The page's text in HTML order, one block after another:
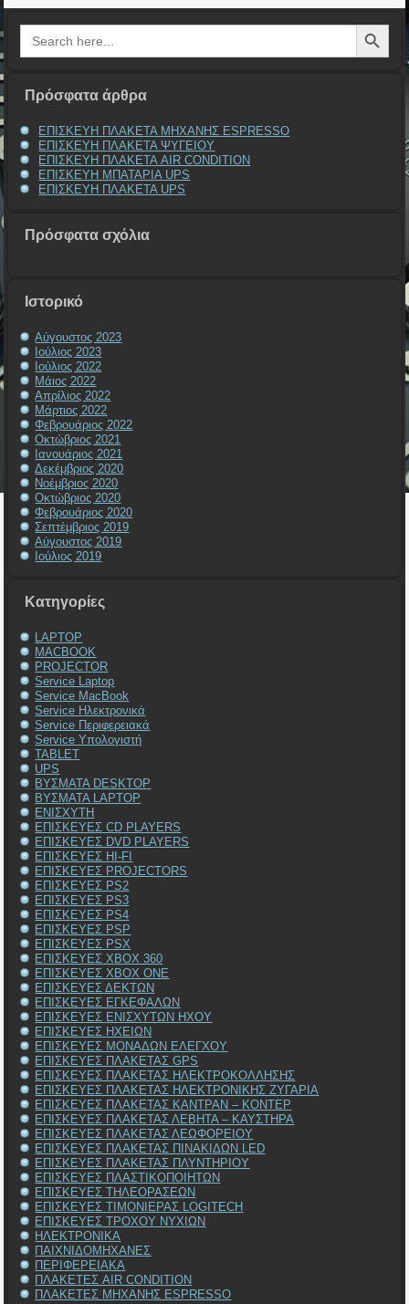
Search
for:
Search Button
Πρόσφατα άρθρα
ΕΠΙΣΚΕΥΗ ΠΛΑΚΕΤΑ ΜΗΧΑΝΗΣ ESPRESSO
ΕΠΙΣΚΕΥΗ ΠΛΑΚΕΤΑ ΨΥΓΕΙΟΥ
ΕΠΙΣΚΕΥΗ ΠΛΑΚΕΤΑ AIR CONDITION
ΕΠΙΣΚΕΥΗ ΜΠΑΤΑΡΙΑ UPS
ΕΠΙΣΚΕΥΗ ΠΛΑΚΕΤΑ UPS
Πρόσφατα σχόλια
Ιστορικό
Αύγουστος 2023
Ιούλιος 2023
Ιούλιος 2022
Μάιος 2022
Απρίλιος 2022
Μάρτιος 2022
Φεβρουάριος 2022
Οκτώβριος 2021
Ιανουάριος 2021
Δεκέμβριος 2020
Νοέμβριος 2020
Οκτώβριος 2020
Φεβρουάριος 2020
Σεπτέμβριος 2019
Αύγουστος 2019
Ιούλιος 2019
Kατηγορίες
LAPTOP
MACBOOK
PROJECTOR
Service Laptop
Service MacBook
Service Ηλεκτρονικά
Service Περιφερειακά
Service Υπολογιστή
TABLET
UPS
ΒΥΣΜΑΤΑ DESKTOP
ΒΥΣΜΑΤΑ LAPTOP
ΕΝΙΣΧΥΤΗ
ΕΠΙΣΚΕΥΕΣ CD PLAYERS
ΕΠΙΣΚΕΥΕΣ DVD PLAYERS
ΕΠΙΣΚΕΥΕΣ HI-FI
ΕΠΙΣΚΕΥΕΣ PROJECTORS
ΕΠΙΣΚΕΥΕΣ PS2
ΕΠΙΣΚΕΥΕΣ PS3
ΕΠΙΣΚΕΥΕΣ PS4
ΕΠΙΣΚΕΥΕΣ PSP
ΕΠΙΣΚΕΥΕΣ PSX
ΕΠΙΣΚΕΥΕΣ XBOX 360
ΕΠΙΣΚΕΥΕΣ XBOX ONE
ΕΠΙΣΚΕΥΕΣ ΔΕΚΤΩΝ
ΕΠΙΣΚΕΥΕΣ ΕΓΚΕΦΑΛΩΝ
ΕΠΙΣΚΕΥΕΣ ΕΝΙΣΧΥΤΩΝ ΗΧΟΥ
ΕΠΙΣΚΕΥΕΣ ΗΧΕΙΩΝ
ΕΠΙΣΚΕΥΕΣ ΜΟΝΑΔΩΝ ΕΛΕΓΧΟΥ
ΕΠΙΣΚΕΥΕΣ ΠΛΑΚΕΤΑΣ GPS
ΕΠΙΣΚΕΥΕΣ ΠΛΑΚΕΤΑΣ ΗΛΕΚΤΡΟΚΟΛΛΗΣΗΣ
ΕΠΙΣΚΕΥΕΣ ΠΛΑΚΕΤΑΣ ΗΛΕΚΤΡΟΝΙΚΗΣ ΖΥΓΑΡΙΑ
ΕΠΙΣΚΕΥΕΣ ΠΛΑΚΕΤΑΣ ΚΑΝΤΡΑΝ – ΚΟΝΤΕΡ
ΕΠΙΣΚΕΥΕΣ ΠΛΑΚΕΤΑΣ ΛΕΒΗΤΑ – ΚΑΥΣΤΗΡΑ
ΕΠΙΣΚΕΥΕΣ ΠΛΑΚΕΤΑΣ ΛΕΩΦΟΡΕΙΟΥ
ΕΠΙΣΚΕΥΕΣ ΠΛΑΚΕΤΑΣ ΠΙΝΑΚΙΔΩΝ LED
ΕΠΙΣΚΕΥΕΣ ΠΛΑΚΕΤΑΣ ΠΛΥΝΤΗΡΙΟΥ
ΕΠΙΣΚΕΥΕΣ ΠΛΑΣΤΙΚΟΠΟΙΗΤΩΝ
ΕΠΙΣΚΕΥΕΣ ΤΗΛΕΟΡΑΣΕΩΝ
ΕΠΙΣΚΕΥΕΣ ΤΙΜΟΝΙΕΡΑΣ LOGITECH
ΕΠΙΣΚΕΥΕΣ ΤΡΟΧΟΥ ΝΥΧΙΩΝ
ΗΛΕΚΤΡΟΝΙΚΑ
ΠΑΙΧΝΙΔΟΜΗΧΑΝΕΣ
ΠΕΡΙΦΕΡΕΙΑΚΑ
ΠΛΑΚΕΤΕΣ AIR CONDITION
ΠΛΑΚΕΤΕΣ ΜΗΧΑΝΗΣ ESPRESSO